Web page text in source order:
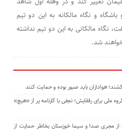
و نگاه مالکانه به این دو تیم
نگاه مالکانی به این دو تیم نداشته
شد.
هواداران باید صبور بوده و حمایت کنند
برای رفقایش؛ نجفی با کارنامه پر از «هیچ»
مجری صدا و سیما خوزستان بخاطر حمایت از